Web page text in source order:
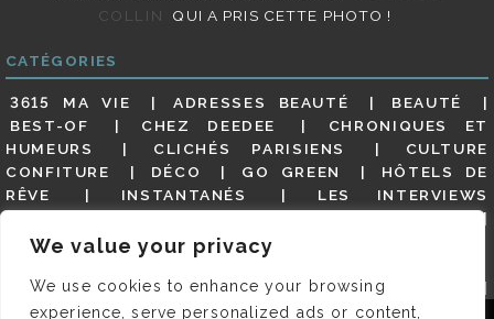
We value your privacy
We use cookies to enhance your browsing
experience, serve personalized ads or content,
COLLIN
QUI A PRIS CETTE PHOTO !
CATÉGORIES
3615 MA VIE ADRESSES BEAUTÉ
BEAUTÉ
BEST-OF
CHEZ DEEDEE
CHRONIQUES ET
HUMEURS
CLICHÉS PARISIENS
CULTURE
CONFITURE
DÉCO GO GREEN
HÔTELS DE
RÊVE
INSTANTANÉS
LES INTERVIEWS
MES ADRESSES
MODE NON CLASSÉ
GUIDE
PARIS EN PHOTOS
RESTAURANTS
REVUE DE PRESSE DÉTAILLÉE, SIOU PLAIT